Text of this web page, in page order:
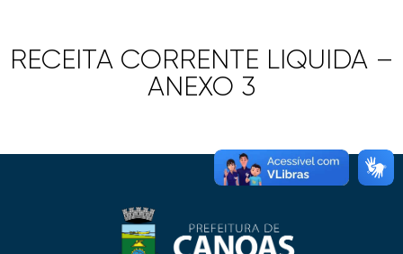
RECEITA CORRENTE LIQUIDA –
ANEXO 3